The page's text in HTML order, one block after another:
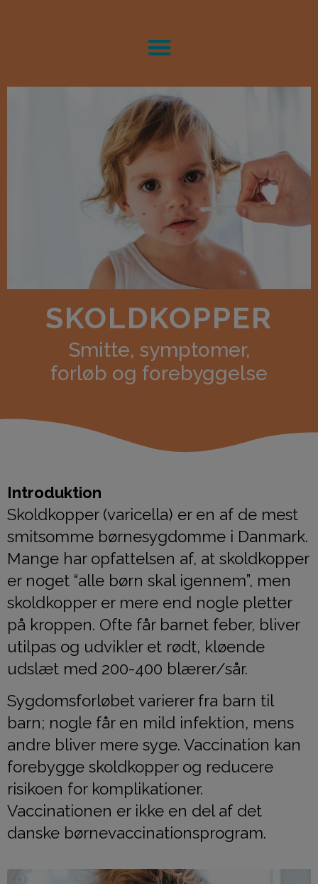
SKOLDKOPPER
Smitte, symptomer,
forløb og forebyggelse
Introduktion
Skoldkopper (varicella) er en af de mest
smitsomme børnesygdomme i Danmark.
Mange har opfattelsen af, at skoldkopper
er noget “alle børn skal igennem”, men
skoldkopper er mere end nogle pletter
på kroppen. Ofte får barnet feber, bliver
utilpas og udvikler et rødt, kløende
udslæt med 200-400 blærer/sår.
Sygdomsforløbet varierer fra barn til
barn; nogle får en mild infektion, mens
andre bliver mere syge. Vaccination kan
forebygge skoldkopper og reducere
risikoen for komplikationer.
Vaccinationen er ikke en del af det
danske børnevaccinationsprogram.